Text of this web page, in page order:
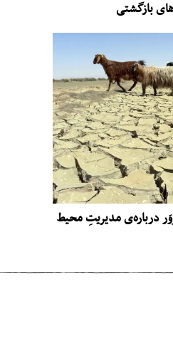
بازگشتی
درباره‌ی مدیریتِ محیط